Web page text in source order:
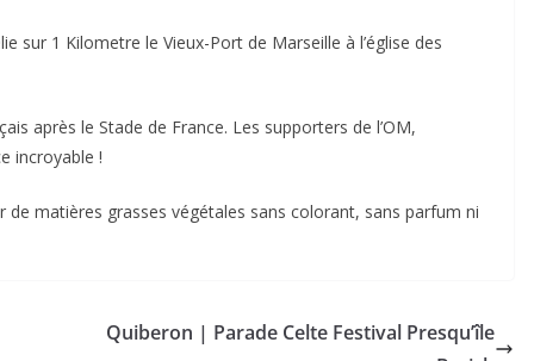
sur 1 Kilometre le Vieux-Port de Marseille à l’église des
après le Stade de France. Les supporters de l’OM,
incroyable !
matières grasses végétales sans colorant, sans parfum ni
Quiberon | Parade Celte Festival Presqu’île